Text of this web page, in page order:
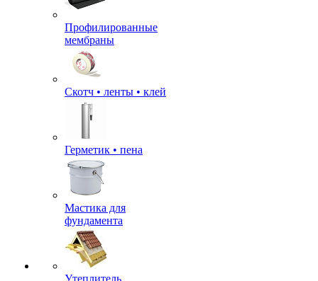
Профилированные
мембраны
Скотч • ленты • клей
Герметик • пена
Мастика для
фундамента
Утеплитель